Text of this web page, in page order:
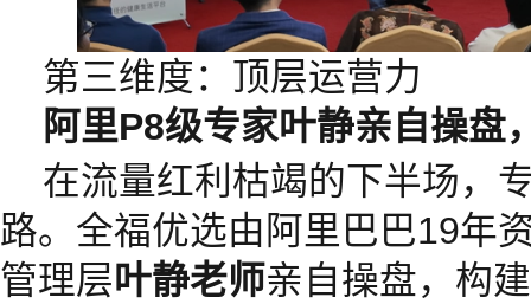
第三维度：顶层运营力
阿里P8级专家叶静亲自操盘
在流量红利枯竭的下半场，
路。全福优选由阿里巴巴19年
管理层叶静老师亲自操盘，构